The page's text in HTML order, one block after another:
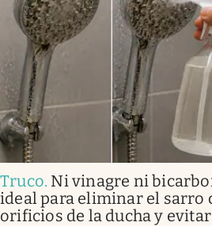
Truco. Ni vinagre ni
ideal para eliminar el sarro
orificios de la ducha y